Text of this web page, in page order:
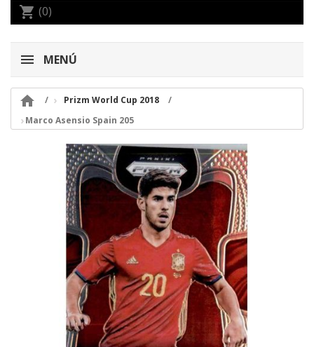
shopping_cart (0)
MENÚ

Prizm World Cup 2018
Marco Asensio Spain 205